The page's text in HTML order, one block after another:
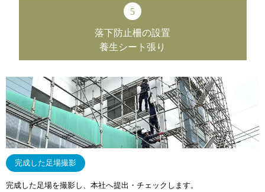
5
落下防止柵の設置
養生シート張り
完成した足場撮影
完成した足場を撮影し、本社へ提出・チェックします。